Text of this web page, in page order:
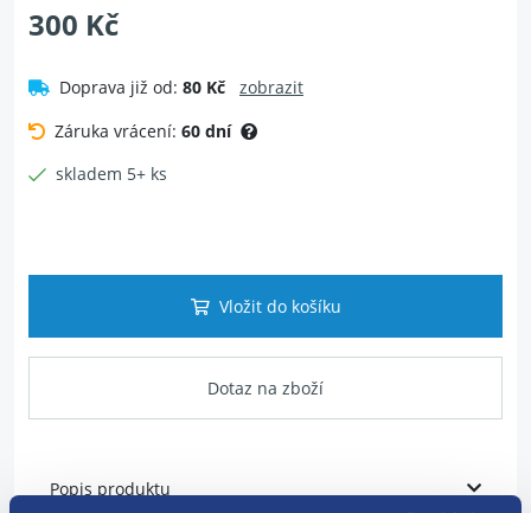
300 Kč
Doprava již od: 80 Kč
zobrazit
Záruka vrácení: 60 dní
skladem 5+ ks
Vložit do košíku
Dotaz na zboží
Popis produktu